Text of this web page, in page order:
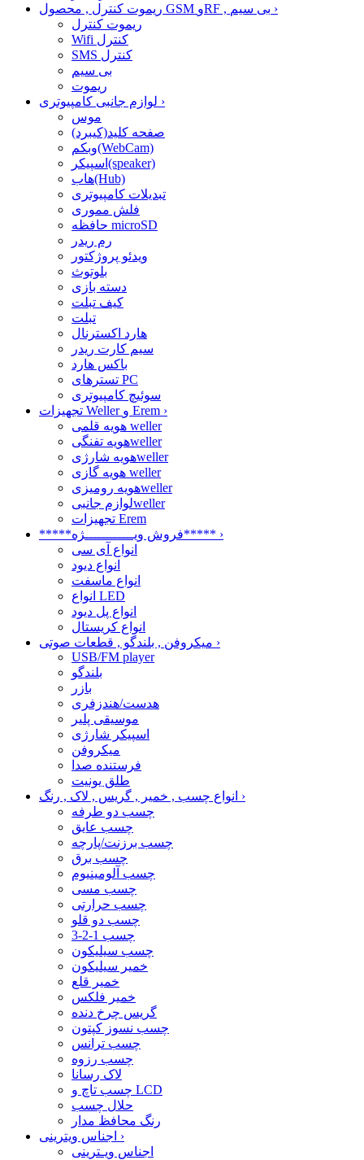
›
ریموت کنترل
Wifi کنترل
SMS کنترل
بی سیم
ریموت
›
موس
صفحه کلید(کیبرد)
وبکم(WebCam)
اسپیکر(speaker)
هاب(Hub)
تبدیلات کامپیوتری
فلش مموری
حافظه microSD
رم ریدر
ویدئو پروژکتور
بلوتوث
دسته بازی
کیف تبلت
تبلت
هارد اکسترنال
سیم کارت ریدر
باکس هارد
تسترهای PC
سوئیچ کامپیوتری
تجهیزات Weller و Erem ›
هویه قلمی weller
هویه تفنگیweller
هویه شارژیweller
هویه گازی weller
هویه رومیزیweller
لوازم جانبیweller
تجهیزات Erem
*****فروش ویــــــــــــژه***** ›
انواع آی سی
انواع دیود
انواع ماسفت
انواع LED
انواع پل دیود
انواع کریستال
›
USB/FM player
بلندگو
بازر
هدست/هندزفری
موسیقی پلیر
اسپیکر شارژی
میکروفن
فرستنده صدا
طلق یونیت
›
چسب دو طرفه
چسب عایق
چسب برزنت/پارچه
چسب برق
چسب آلومینیوم
چسب مسی
چسب حرارتی
چسب دو قلو
چسب 1-2-3
چسب سیلیکون
خمیر سیلیکون
خمیر قلع
خمیر فلکس
گریس چرخ دنده
چسب نسوز کپتون
چسب ترانس
چسب رزوه
لاک رسانا
چسب تاچ و LCD
حلال چسب
رنگ محافظ مدار
›
اجناس ویـترینی